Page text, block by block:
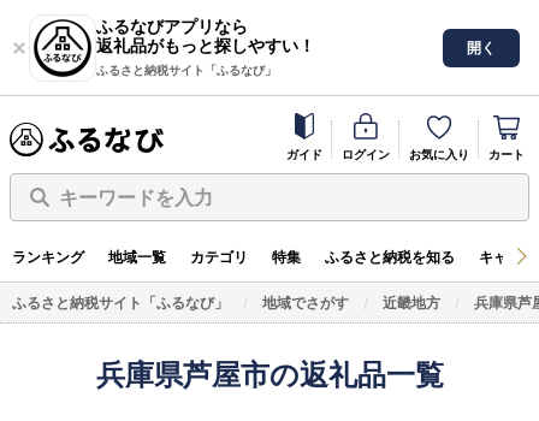
ふるなびアプリなら
返礼品がもっと探しやすい！
ふるさと納税サイト「ふるなび」
開く
ガイド ログイン お気に入り カート
キーワードを入力
ランキング 地域一覧 カテゴリ 特集 ふるさと納税を知る キャン
ふるさと納税サイト「ふるなび」 地域でさがす 近畿地方 兵庫県芦
兵庫県芦屋市の返礼品一覧